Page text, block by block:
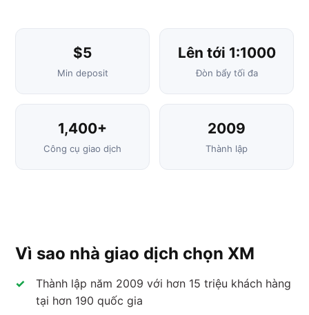
$5
Min deposit
Lên tới 1:1000
Đòn bẩy tối đa
1,400+
Công cụ giao dịch
2009
Thành lập
Vì sao nhà giao dịch chọn XM
Thành lập năm 2009 với hơn 15 triệu khách hàng
tại hơn 190 quốc gia